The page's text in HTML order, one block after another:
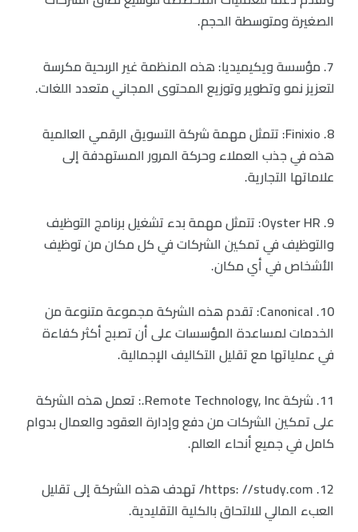
الصغيرة ومتوسطة الحجم.
7. مؤسسة ويكيميديا: هذه المنظمة غير الربحية مكرسة
لتعزيز نمو وتطوير وتوزيع المحتوى المجاني متعدد اللغات.
8. Finixio: تتمثل مهمة شركة التسويق الرقمي العالمية
هذه في جذب العملاء وحركة المرور المستهدفة إلى
علاماتها التجارية.
9. Oyster HR: تتمثل مهمة بدء تشغيل برنامج التوظيف
والتوظيف في تمكين الشركات في كل مكان من توظيف
الأشخاص في أي مكان.
10. Canonical: تقدم هذه الشركة مجموعة متنوعة من
الخدمات لمساعدة المؤسسات على أن تصبح أكثر كفاءة
في عملياتها مع تقليل التكاليف الإجمالية.
11. شركة Remote Technology, Inc.: تعمل هذه الشركة
على تمكين الشركات من دفع وإدارة العقود والعمال بدوام
كامل في جميع أنحاء العالم.
12. https: //study.com/ تهدف هذه الشركة إلى تقليل
العبء المالي للالتحاق بالكلية التقليدية.